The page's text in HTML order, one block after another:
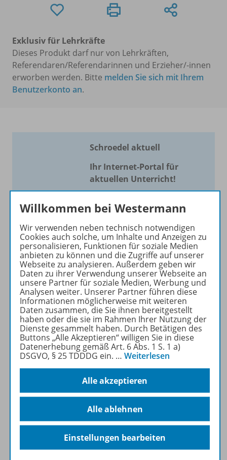
Exklusiv für Lehrkräfte
Dieses Produkt darf nur von Lehrkräften,
Referendaren/Referendarinnen und Erzieher/-innen
erworben werden. Bitte melden Sie sich mit Ihrem
Benutzerkonto an.
Schroedel aktuell
Ihr Internet-Portal für
aktuellen Unterricht!
wir Ihnen einen Service, um
Ihren Unterricht aktuell und
einfach zu gestalten. Jede
Woche drei bis vier
Neuerscheinungen mit
großem Online Archiv.
Mehr erfahren
Informationen
Spar-Pakete
Willkommen bei Westermann
Wir verwenden neben technisch notwendigen
Cookies auch solche, um Inhalte und Anzeigen zu
personalisieren, Funktionen für soziale Medien
anbieten zu können und die Zugriffe auf unserer
Webseite zu analysieren. Außerdem geben wir
Daten zu ihrer Verwendung unserer Webseite an
unsere Partner für soziale Medien, Werbung und
Analysen weiter. Unserer Partner führen diese
Informationen möglicherweise mit weiteren
Daten zusammen, die Sie ihnen bereitgestellt
haben oder die sie im Rahmen Ihrer Nutzung der
Dienste gesammelt haben. Durch Betätigen des
Buttons „Alle Akzeptieren“ willigen Sie in diese
Datenerhebung gemäß Art. 6 Abs. 1 S. 1 a)
DSGVO, § 25 TDDDG ein. … Weiterlesen
Alle akzeptieren
Alle ablehnen
Einstellungen bearbeiten